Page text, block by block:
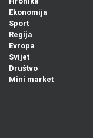
Ekonomija
Sport
Regija
Evropa
Svijet
Društvo
Mini market